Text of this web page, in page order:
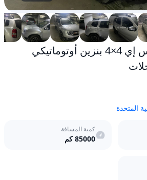
رينو داستر 2017 إس إي 4×4 بنزين أوتوماتيكي
المتحدة
كمية المسافة
85000كم